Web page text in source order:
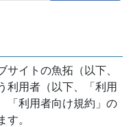
サイトの魚拓（以下、
利用者（以下、「利用
「利用者向け規約」の
す。